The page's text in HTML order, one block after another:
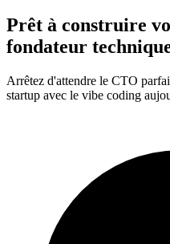
Prêt à construire
fondateur
Arrêtez d'attendre le CTO
startup avec le vibe coding